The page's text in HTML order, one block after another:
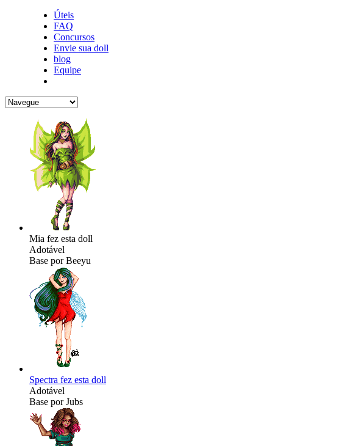
Úteis
FAQ
Concursos
Envie sua doll
blog
Equipe
Mia fez esta doll
Adotável
Base por Beeyu
Spectra fez esta doll
Adotável
Base por Jubs